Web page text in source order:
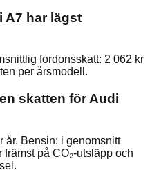
A7 har lägst
fordonsskatt: 2 062 kr
per årsmodell.
skatten för Audi
år. Bensin: i genomsnitt
på CO₂-utsläpp och